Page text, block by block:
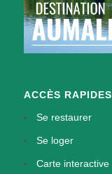
ACCÈS RAPIDES
Se restaurer
Se loger
Carte interactive